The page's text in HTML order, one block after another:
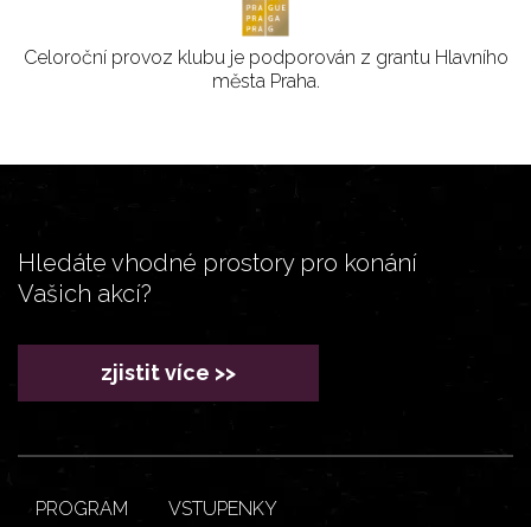
Celoroční provoz klubu je podporován z grantu Hlavního
města Praha.
Hledáte vhodné prostory pro konání
Vašich akcí?
zjistit více >>
PROGRAM
VSTUPENKY